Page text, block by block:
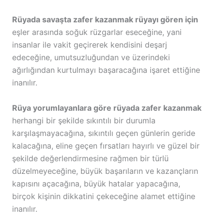
Rüyada savaşta zafer kazanmak rüyayı gören için
eşler arasında soğuk rüzgarlar eseceğine, yani
insanlar ile vakit geçirerek kendisini deşarj
edeceğine, umutsuzluğundan ve üzerindeki
ağırlığından kurtulmayı başaracağına işaret ettiğine
inanılır.
Rüya yorumlayanlara göre rüyada zafer kazanmak
herhangi bir şekilde sıkıntılı bir durumla
karşılaşmayacağına, sıkıntılı geçen günlerin geride
kalacağına, eline geçen fırsatları hayırlı ve güzel bir
şekilde değerlendirmesine rağmen bir türlü
düzelmeyeceğine, büyük başarıların ve kazançların
kapısını açacağına, büyük hatalar yapacağına,
birçok kişinin dikkatini çekeceğine alamet ettiğine
inanılır.